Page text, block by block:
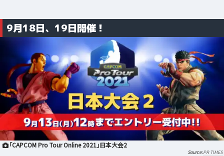
9月18日、19日開催！
「CAPCOM Pro Tour Online 2021」日本大会2
PR TIMES